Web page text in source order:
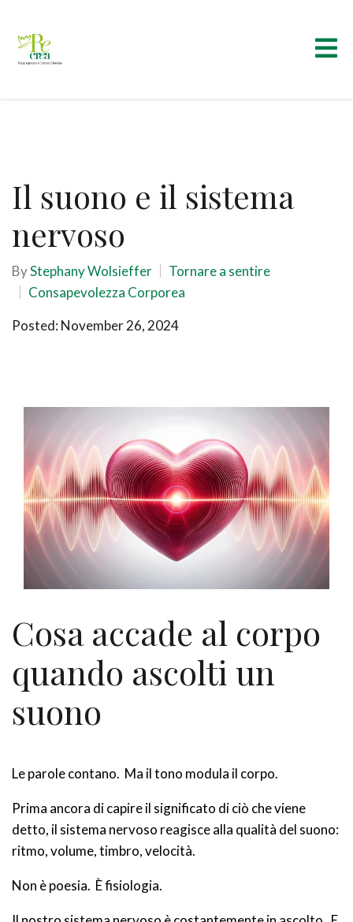
Il suono e il sistema
nervoso
ByStephany Wolsieffer
Tornare a sentire
Consapevolezza Corporea
Posted: November 26, 2024
Cosa accade al corpo
quando ascolti un
suono
Le parole contano. Ma il tono modula il corpo.
Prima ancora di capire il significato di ciò che viene
detto, il sistema nervoso reagisce alla qualità del suono:
ritmo, volume, timbro, velocità.
Non è poesia. È fisiologia.